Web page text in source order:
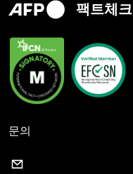
팩트체크
문의